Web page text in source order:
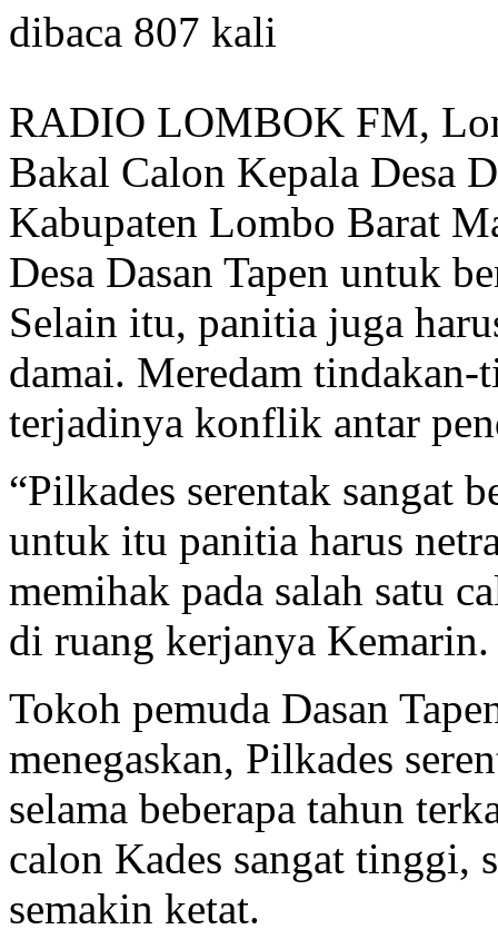
dibaca 807 kali
RADIO LOMBOK FM,
Bakal Calon Kepala Desa
Kabupaten Lombo Barat
Desa Dasan Tapen untuk
Selain itu, panitia juga
damai. Meredam
terjadinya konflik antar
“Pilkades serentak sangat
untuk itu panitia harus
memihak pada salah satu
di ruang kerjanya Kemarin.
Tokoh pemuda Dasan
menegaskan, Pilkades
selama beberapa tahun
calon Kades sangat tinggi,
semakin ketat.